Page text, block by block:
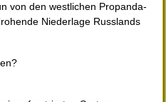
von den westlichen Propanda-
Niederlage Russlands